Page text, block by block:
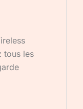
tous les